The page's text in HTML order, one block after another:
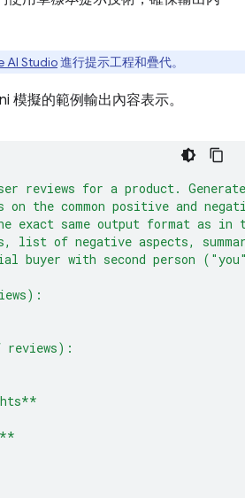
AI Studio進行提示工程和疊代。
模擬的範例輸出內容表示。
reviews for a product.
on the common positive and
exact same output format as
list of negative aspects,
buyer with second person
reviews):